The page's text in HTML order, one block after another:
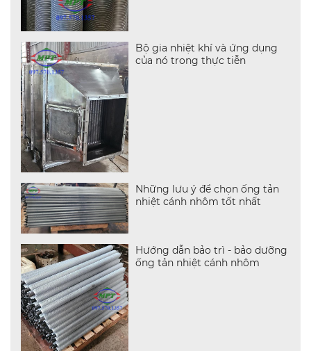
Bộ gia nhiệt khí và ứng dụng
của nó trong thực tiễn
Những lưu ý để chọn ống tản
nhiệt cánh nhôm tốt nhất
Hướng dẫn bảo trì - bảo dưỡng
ống tản nhiệt cánh nhôm